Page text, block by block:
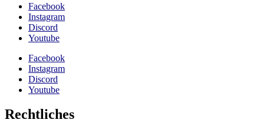
Facebook
Instagram
Discord
Youtube
Facebook
Instagram
Discord
Youtube
Rechtliches